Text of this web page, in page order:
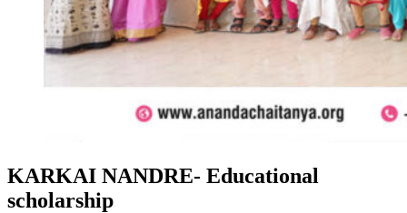
KARKAI NANDRE- Educational
scholarship